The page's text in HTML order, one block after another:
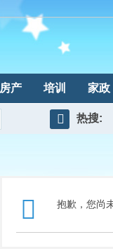
房产 培训 家政
热搜:
抱歉，您尚